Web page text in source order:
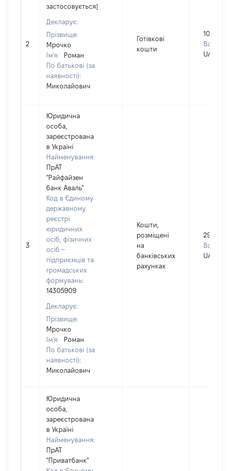
2
застосовується]
Декларує:
Прізвище:
Мрочко
Ім'я:
Роман
По батькові (за
наявності):
Миколайович
Готівкові
кошти
107000
Валюта:
UAH
3
Юридична
особа,
зареєстрована
в Україні
Найменування:
ПрАТ
"Райфайзен
банк Аваль"
Код в Єдиному
державному
реєстрі
юридичних
осіб, фізичних
осіб –
підприємців та
громадських
формувань:
14305909
Декларує:
Прізвище:
Мрочко
Ім'я:
Роман
По батькові (за
наявності):
Миколайович
Кошти,
розміщені
на
банківських
рахунках
29888
Валюта:
UAH
Юридична
особа,
зареєстрована
в Україні
Найменування:
ПрАТ
"Приватбанк"